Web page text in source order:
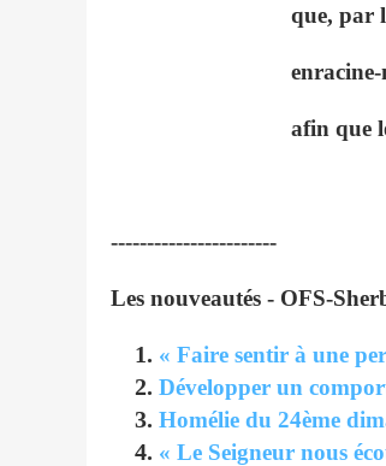
que, par
afin que
-----------------------
Les nouveautés - OFS-
« Faire sentir à une
Développer un
Homélie du 24ème
« Le Seigneur nous